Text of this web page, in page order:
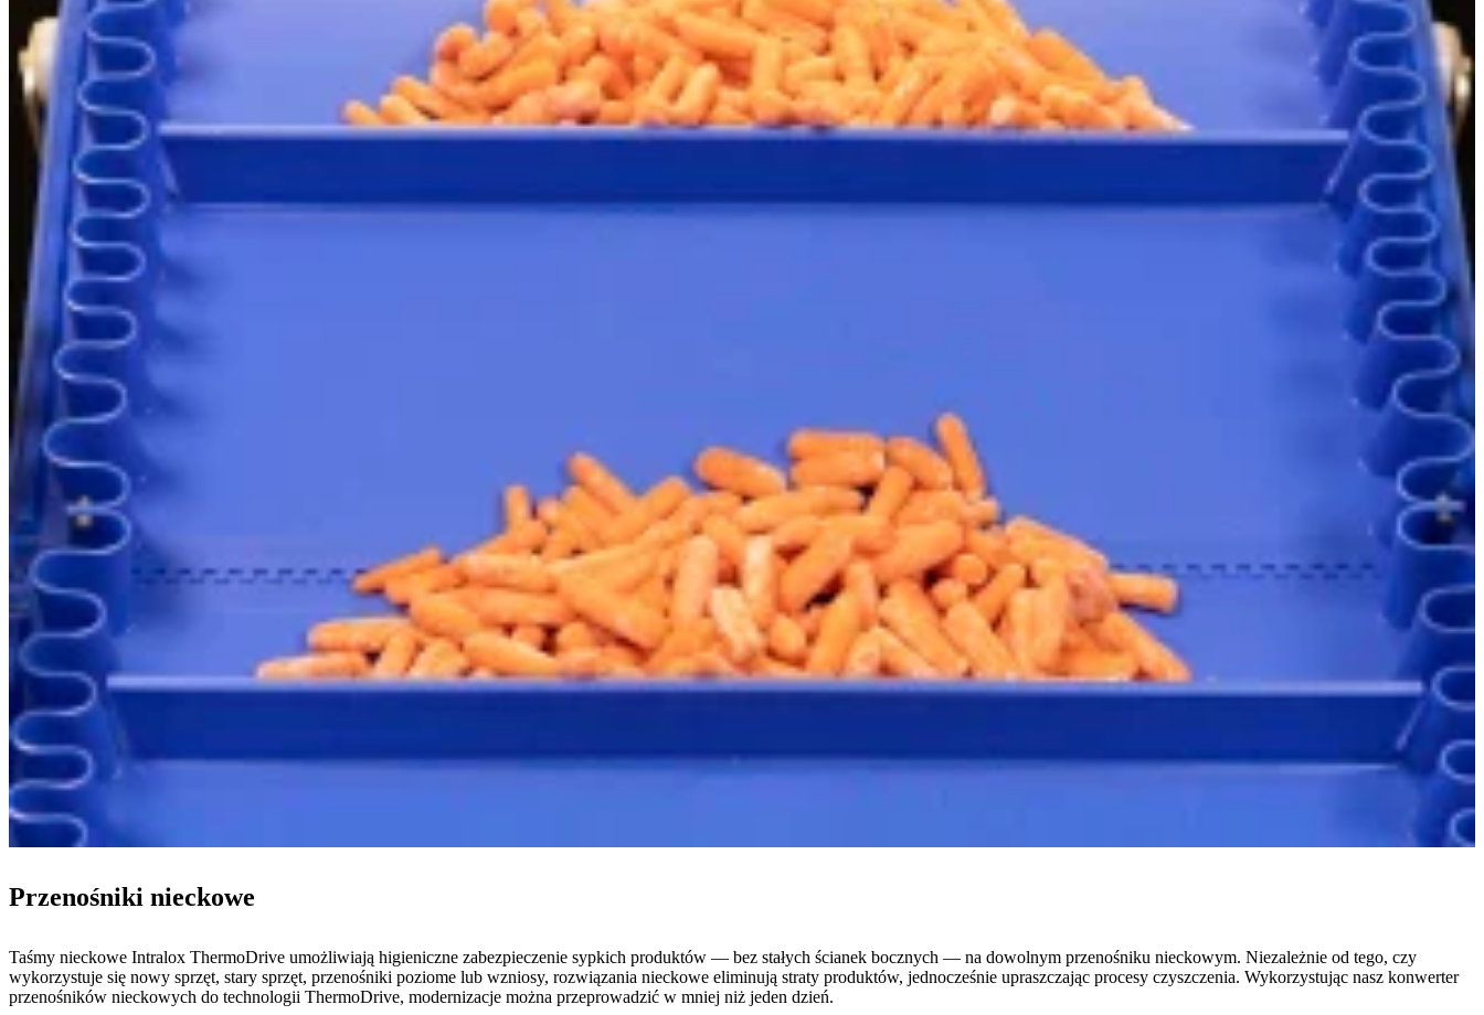
Przenośniki nieckowe
Taśmy nieckowe Intralox ThermoDrive umożliwiają higieniczne zabezpieczenie sypkich produktów — bez stałych ścianek bocznych — na dowolnym przenośniku nieckowym. Niezależnie od tego, czy
wykorzystuje się nowy sprzęt, stary sprzęt, przenośniki poziome lub wzniosy, rozwiązania nieckowe eliminują straty produktów, jednocześnie upraszczając procesy czyszczenia. Wykorzystując nasz konwerter
przenośników nieckowych do technologii ThermoDrive, modernizacje można przeprowadzić w mniej niż jeden dzień.